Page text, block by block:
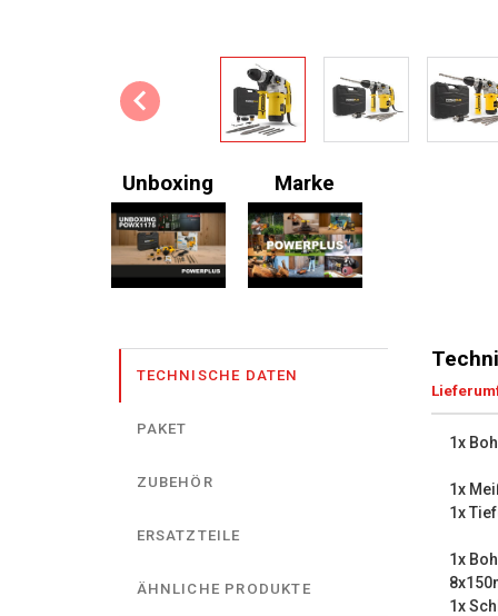
Unboxing Marke
TECHNISCHE DATEN
PAKET
ZUBEHÖR
ERSATZTEILE
ÄHNLICHE PRODUKTE
1x
1x
1x
1x
1x